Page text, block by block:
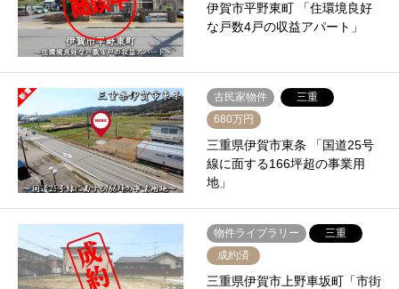
伊賀市平野東町 「住環境良好
な戸数4戸の収益アパート」
古民家物件
三重
680万円
三重県伊賀市東条 「国道25号
線に面する166坪超の事業用
地」
物件ライブラリー
三重
成約済
三重県伊賀市上野車坂町「市街